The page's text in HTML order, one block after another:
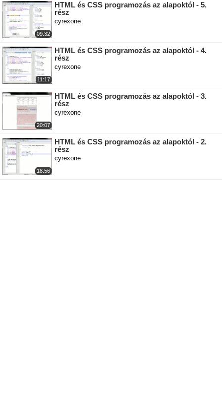
09:32
HTML és CSS programozás az alapoktól - 5.
rész
cyrexone
11:17
HTML és CSS programozás az alapoktól - 4.
rész
cyrexone
20:07
HTML és CSS programozás az alapoktól - 3.
rész
cyrexone
18:56
HTML és CSS programozás az alapoktól - 2.
rész
cyrexone